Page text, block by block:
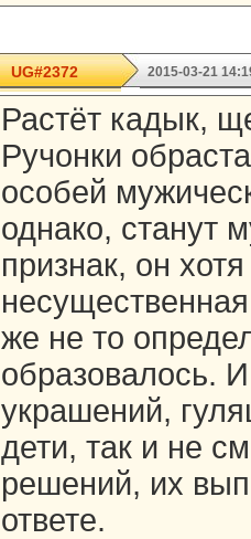
UG#2372 2015-03-21
Растёт кадык,
Ручонки
особей
однако, станут
признак, он
же не то
образовалось.
украшений,
дети, так и не
решений, их
ответе.